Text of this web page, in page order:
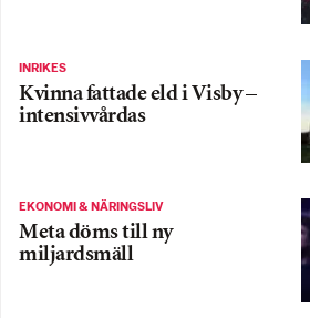
INRIKES
Kvinna fattade eld i Visby –
intensivvårdas
EKONOMI & NÄRINGSLIV
Meta döms till ny
miljardsmäll